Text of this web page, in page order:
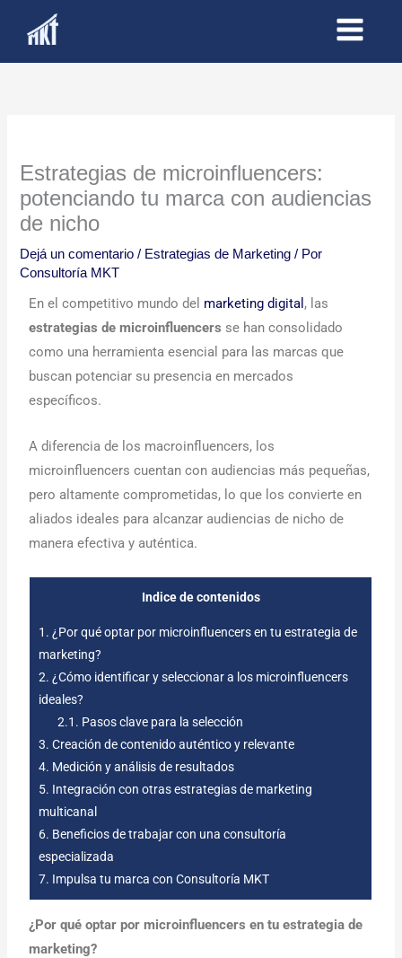
Estrategias de microinfluencers:
potenciando tu marca con audiencias
de nicho
Dejá un comentario / Estrategias de Marketing / Por
Consultoría MKT
En el competitivo mundo del marketing digital , las
estrategias de microinfluencers se han consolidado
como una herramienta esencial para las marcas que
buscan potenciar su presencia en mercados
específicos.
A diferencia de los macroinfluencers, los
microinfluencers cuentan con audiencias más pequeñas,
pero altamente comprometidas, lo que los convierte en
aliados ideales para alcanzar audiencias de nicho de
manera efectiva y auténtica.
Indice de contenidos
1. ¿Por qué optar por microinfluencers en tu estrategia de
marketing?
2. ¿Cómo identificar y seleccionar a los microinfluencers
ideales?
2.1. Pasos clave para la selección
3. Creación de contenido auténtico y relevante
4. Medición y análisis de resultados
5. Integración con otras estrategias de marketing
multicanal
6. Beneficios de trabajar con una consultoría
especializada
7. Impulsa tu marca con Consultoría MKT
¿Por qué optar por microinfluencers en tu estrategia de
marketing?